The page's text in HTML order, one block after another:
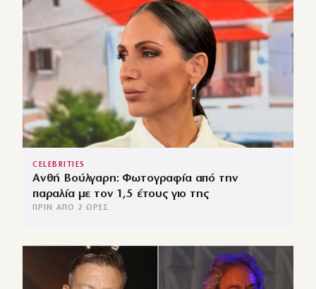
CELEBRITIES
Ανθή Βούλγαρη: Φωτογραφία από την
παραλία με τον 1,5 έτους γιο της
ΠΡΙΝ ΑΠΌ 2 ΏΡΕΣ